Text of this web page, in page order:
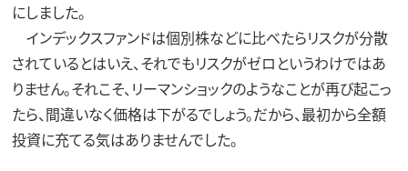
にしました。
インデックスファンドは個別株などに比べたらリスクが分散
されているとはいえ、それでもリスクがゼロというわけではあ
りません。それこそ、リーマンショックのようなことが再び起こっ
たら、間違いなく価格は下がるでしょう。だから、最初から全額
投資に充てる気はありませんでした。